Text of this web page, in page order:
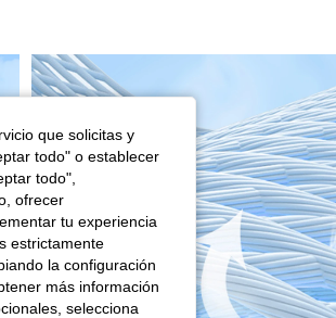
que solicitas y
todo" o establecer
todo",
ofrecer
tu experiencia
estrictamente
la configuración
más información
selecciona